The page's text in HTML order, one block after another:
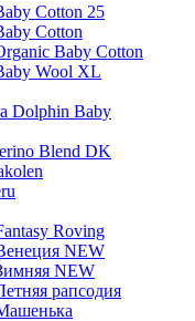
Cotton 25
Cotton
Baby Cotton
Wool XL
Dolphin Baby
Blend DK
Roving
NEW
NEW
рапсодия